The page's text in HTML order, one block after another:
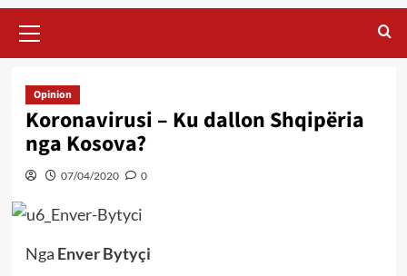
Menu
Opinion
Koronavirusi – Ku dallon Shqipëria
nga Kosova?
07/04/2020 0
Nga Enver Bytyçi